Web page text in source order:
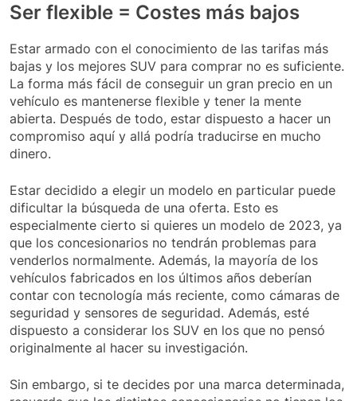
Ser flexible = Costes más bajos
Estar armado con el conocimiento de las tarifas más
bajas y los mejores SUV para comprar no es suficiente.
La forma más fácil de conseguir un gran precio en un
vehículo es mantenerse flexible y tener la mente
abierta. Después de todo, estar dispuesto a hacer un
compromiso aquí y allá podría traducirse en mucho
dinero.
Estar decidido a elegir un modelo en particular puede
dificultar la búsqueda de una oferta. Esto es
especialmente cierto si quieres un modelo de 2023, ya
que los concesionarios no tendrán problemas para
venderlos normalmente. Además, la mayoría de los
vehículos fabricados en los últimos años deberían
contar con tecnología más reciente, como cámaras de
seguridad y sensores de seguridad. Además, esté
dispuesto a considerar los SUV en los que no pensó
originalmente al hacer su investigación.
Sin embargo, si te decides por una marca determinada,